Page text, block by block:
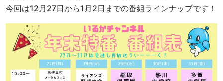
今回は12月27日から1月2日までの番組ラインナップです！